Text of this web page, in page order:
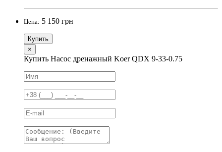
Цена: 5 150 грн
Купить
×
Купить Насос дренажный Koer QDX 9-33-0.75